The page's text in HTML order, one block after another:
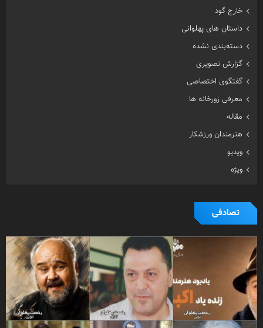
خارج گود
داستان های پهلوانی
دسته‌بندی نشده
گزارش تصویری
گفتگوی اختصاصی
معرفی زورخانه ها
مقاله
هنرمندان ورزشکار
ویدیو
ویژه
تصادفی